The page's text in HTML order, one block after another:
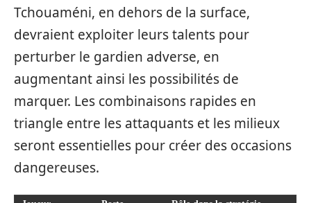
Tchouaméni, en dehors de la surface,
devraient exploiter leurs talents pour
perturber le gardien adverse, en
augmentant ainsi les possibilités de
marquer. Les combinaisons rapides en
triangle entre les attaquants et les milieux
seront essentielles pour créer des occasions
dangereuses.